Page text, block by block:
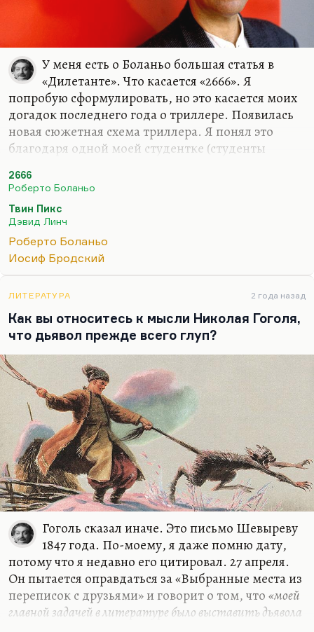
У меня есть о Боланьо большая статья в
«Дилетанте». Что касается «2666». Я
попробую сформулировать, но это касается моих
догадок последнего года о триллере. Появилась
новая сюжетная схема триллера. Я понял это
благодаря одной моей студентке (студенты
заключается секрет гоголевской готики? Мы чаще
всего узнаем о причинах событий в конце – как в
«Страшной мести» или «Майской ночи…»
происходящие алогичны, они нагромождены, а
причина этого находится в центре спирали
глубоко, и мы этого не знаем.
Пугает по-настоящему утрата логики сюжета.
логика, его привычные компоненты, он…
2666
Роберто Боланьо
Твин Пикс
Дэвид Линч
Роберто Боланьо
Иосиф Бродский
ЛИТЕРАТУРА 2 года назад
Как вы относитесь к мысли Николая Гоголя,
что дьявол прежде всего глуп?
Гоголь сказал иначе. Это письмо Шевыреву
1847 года. По-моему, я даже помню дату,
потому что я недавно его цитировал. 27 апреля.
Он пытается оправдаться за «Выбранные места из
переписок с друзьями» и говорит о том, что«моей
главной задачей в литературе было выставить дьявола